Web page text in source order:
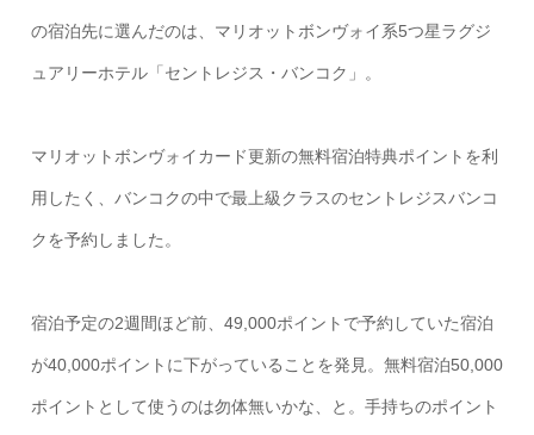
の宿泊先に選んだのは、マリオットボンヴォイ系5つ星ラグジ
ュアリーホテル「セントレジス・バンコク」。
マリオットボンヴォイカード更新の無料宿泊特典ポイントを利
用したく、バンコクの中で最上級クラスのセントレジスバンコ
クを予約しました。
宿泊予定の2週間ほど前、49,000ポイントで予約していた宿泊
が40,000ポイントに下がっていることを発見。無料宿泊50,000
ポイントとして使うのは勿体無いかな、と。手持ちのポイント